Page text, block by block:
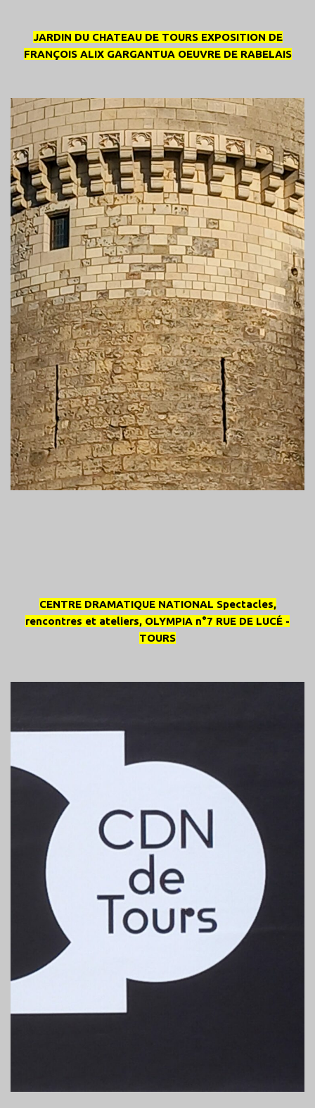
JARDIN DU CHATEAU DE TOURS EXPOSITION DE
FRANÇOIS ALIX GARGANTUA OEUVRE DE RABELAIS
CENTRE DRAMATIQUE NATIONAL Spectacles,
rencontres et ateliers, OLYMPIA n°7 RUE DE LUCÉ -
TOURS